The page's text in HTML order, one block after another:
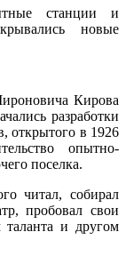
станции и
новые
Кирова
разработки
открытого в 1926
опытно-
поселка.
читал, собирал
пробовал свои
и другом